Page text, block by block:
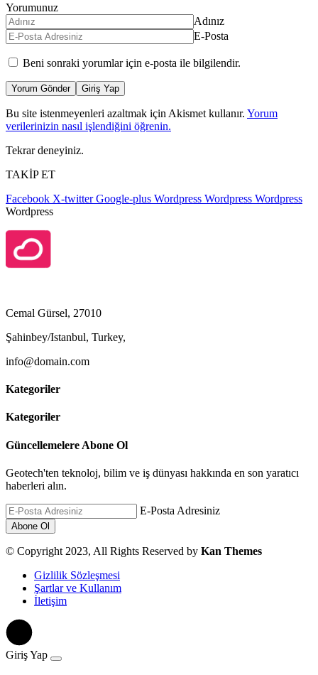
Yorumunuz
Adınız
E-Posta
Beni sonraki yorumlar için e-posta ile bilgilendir.
Yorum Gönder Giriş Yap
Bu site istenmeyenleri azaltmak için Akismet kullanır. Yorum
verilerinizin nasıl işlendiğini öğrenin.
Tekrar deneyiniz.
TAKİP ET
Facebook X-twitter Google-plus Wordpress Wordpress Wordpress
Wordpress
Cemal Gürsel, 27010
Şahinbey/Istanbul, Turkey,
info@domain.com
Kategoriler
Kategoriler
Güncellemelere Abone Ol
Geotech'ten teknoloj, bilim ve iş dünyası hakkında en son yaratıcı
haberleri alın.
E-Posta Adresiniz
© Copyright 2023, All Rights Reserved by Kan Themes
Gizlilik Sözleşmesi
Şartlar ve Kullanım
İletişim
Giriş Yap